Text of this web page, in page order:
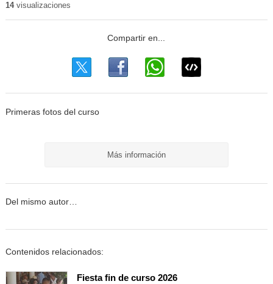
14visualizaciones
Primeras fotos del curso
Más información
Del mismo autor…
Contenidos relacionados:
Fiesta fin de curso 2026